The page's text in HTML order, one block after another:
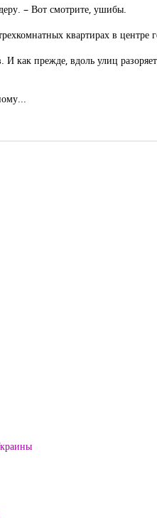
– Вот смотрите, ушибы.
квартирах в центре
прежде, вдоль улиц